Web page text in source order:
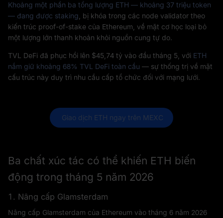
Khoảng một phần ba tổng lượng ETH — khoảng 37 triệu token
— đang được staking , bị khóa trong các node validator theo
kiến trúc proof-of-stake của Ethereum, về mặt cơ học loại bỏ
một lượng lớn thanh khoản khỏi nguồn cung tự do.
TVL DeFi đã phục hồi lên $45,74 tỷ vào đầu tháng 5, với ETH
nắm giữ khoảng 68% TVL DeFi toàn cầu — sự thống trị về mặt
cấu trúc này duy trì nhu cầu cấp tổ chức đối với mạng lưới.
Giao dịch ETH ngay trên MEXC
Ba chất xúc tác có thể khiến ETH biến
động trong tháng 5 năm 2026
1. Nâng cấp Glamsterdam
Nâng cấp Glamsterdam của Ethereum vào tháng 6 năm 2026